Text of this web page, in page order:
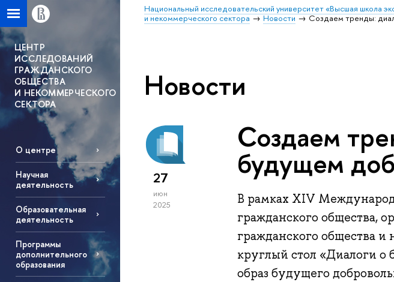
Национальный исследовательский университет «Высшая школа
и некоммерческого сектора
Новости Создаем тренды:
ЦЕНТР
ИССЛЕДОВАНИЙ
ГРАЖДАНСКОГО
ОБЩЕСТВА
И НЕКОММЕРЧЕСКОГО
СЕКТОРА
О центре
Научная
деятельность
Образовательная
деятельность
Программы
дополнительного
образования
Новости
27
июн
2025
Создаем
будущем
В рамках XIV
гражданского общества,
гражданского общества
круглый стол «Диалоги о
образ будущего